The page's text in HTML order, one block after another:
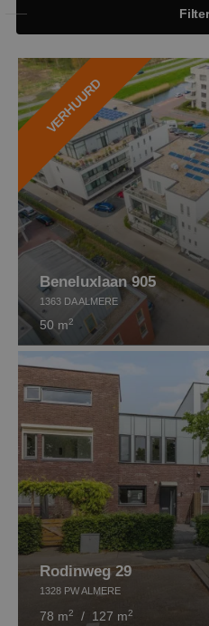
VERHUURD
Beneluxlaan 905
1363 DA ALMERE
50 m2
Rodinweg 29
1328 PW ALMERE
78 m2 / 127 m2